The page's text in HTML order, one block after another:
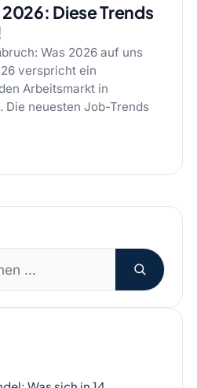
Diese Trends
Was 2026 auf uns
verspricht ein
Arbeitsmarkt in
Die neuesten Job-Trends